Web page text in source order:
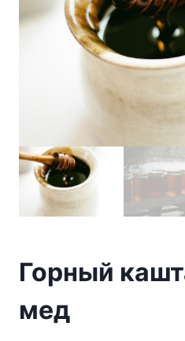
Горный
мед